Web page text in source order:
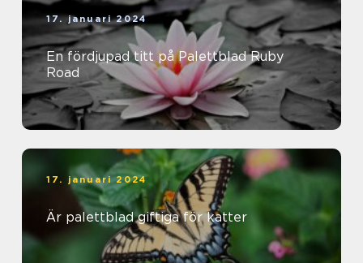
17. januari 2024
En fördjupad titt på Palettblad Ruby
Road
17. januari 2024
Är palettblad giftiga för katter